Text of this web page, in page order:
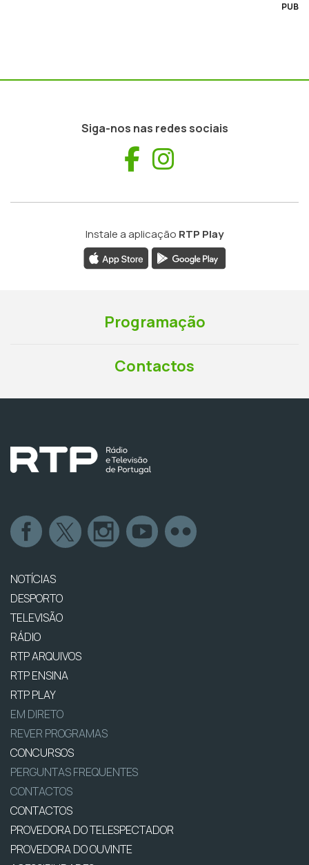
PUB
Siga-nos nas redes sociais
Facebook
Instale a aplicação RTP Play
Programação
Contactos
NOTÍCIAS
DESPORTO
TELEVISÃO
RÁDIO
RTP ARQUIVOS
RTP ENSINA
RTP PLAY
EM DIRETO
REVER PROGRAMAS
CONCURSOS
PERGUNTAS FREQUENTES
CONTACTOS
CONTACTOS
PROVEDORA DO TELESPECTADOR
PROVEDORA DO OUVINTE